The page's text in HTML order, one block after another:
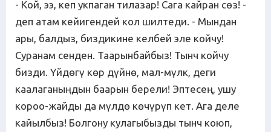
- Кой, ээ, кеп укпаган тилазар! Сага кайран сөз! -
деп атам кейигендей кол шилтеди. - Мындан
ары, балдыз, биздикине келбей эле койчу!
Суранам сенден. Таарынбайбыз! Тынч койчу
бизди. Үйдөгү көр дүйнө, мал-мүлк, деги
каалаганыңдын баарын берели! Эптесең, ушу
короо-жайды да мүлдө көчүрүп кет. Ага деле
кайылбыз! Болгону кулагыбызды тынч коюп,